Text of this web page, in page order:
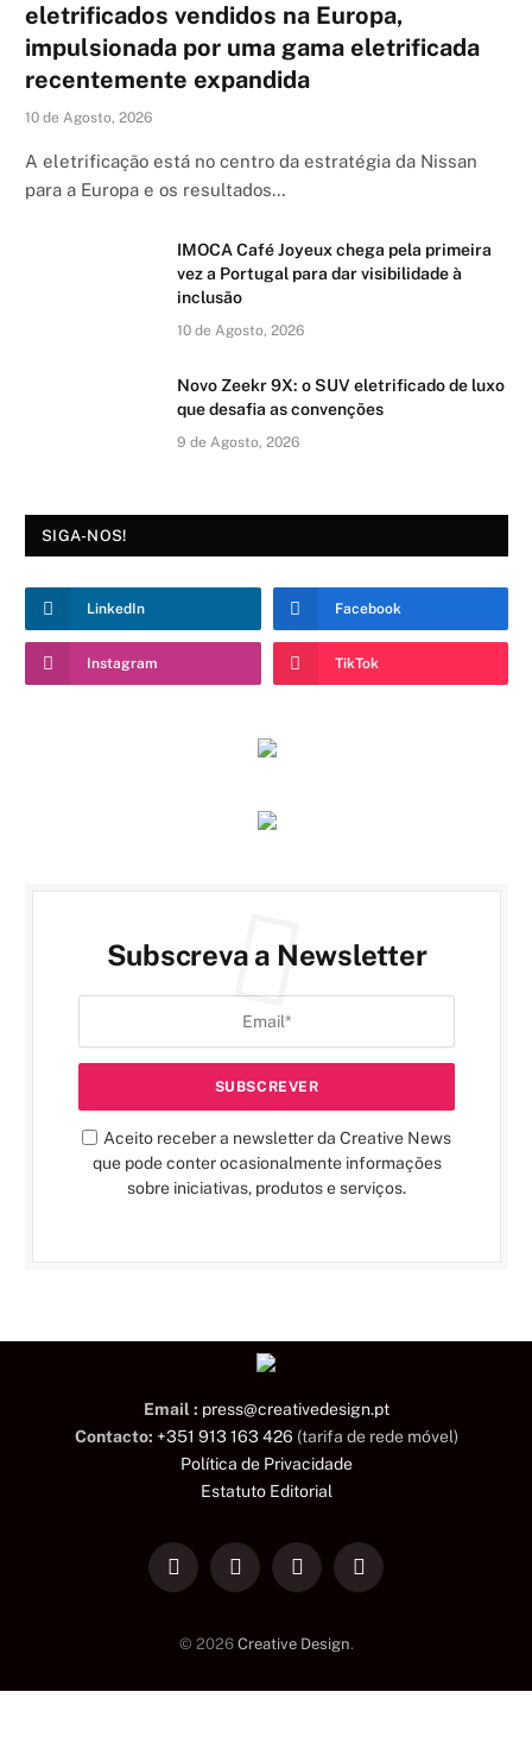
eletrificados vendidos na Europa,
impulsionada por uma gama eletrificada
recentemente expandida
10 de Agosto, 2026
A eletrificação está no centro da estratégia da Nissan
para a Europa e os resultados…
IMOCA Café Joyeux chega pela primeira
vez a Portugal para dar visibilidade à
inclusão
10 de Agosto, 2026
Novo Zeekr 9X: o SUV eletrificado de luxo
que desafia as convenções
9 de Agosto, 2026
SIGA-NOS!
LinkedIn Facebook
Instagram TikTok
Subscreva a Newsletter
Aceito receber a newsletter da Creative News
que pode conter ocasionalmente informações
sobre iniciativas, produtos e serviços.
Email : press@creativedesign.pt
Contacto: +351 913 163 426 (tarifa de rede móvel)
Política de Privacidade
Estatuto Editorial
LinkedInFacebookInstagramTikTok
© 2026 Creative Design.